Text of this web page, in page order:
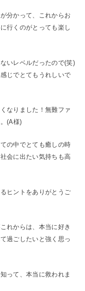
分かって、これからお
行くのがとっても楽し
いレベルだったので(笑)
じでとてもうれしいで
なりました！無難ファ
(A様)
の中でとても癒しの時
会に出たい気持ちも高
ヒントをありがとうご
れからは、本当に好き
過ごしたいと強く思っ
って、本当に救われま